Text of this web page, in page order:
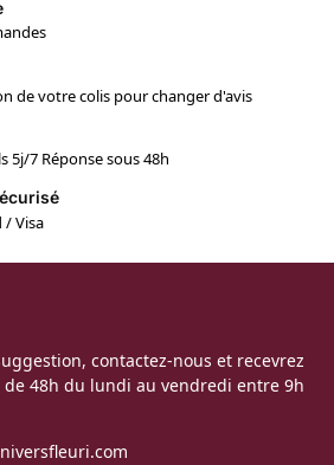
de votre colis pour changer d'avis
5j/7 Réponse sous 48h
/ Visa
contactez-nous et recevrez
48h du lundi au vendredi entre 9h